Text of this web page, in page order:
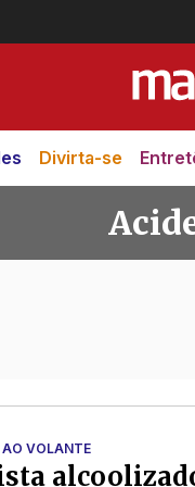
Divirta-se
AO VOLANTE